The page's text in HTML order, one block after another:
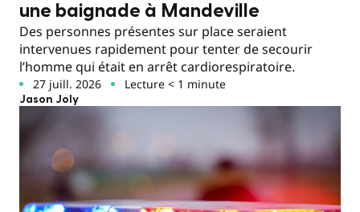
une baignade à Mandeville
Des personnes présentes sur place seraient
intervenues rapidement pour tenter de secourir
l’homme qui était en arrêt cardiorespiratoire.
27 juill. 2026 Lecture < 1 minute
Jason Joly